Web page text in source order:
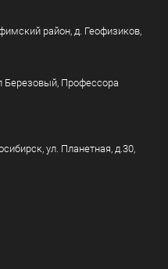
район, д. Геофизиков,
Березовый, Профессора
ул. Планетная, д.30,